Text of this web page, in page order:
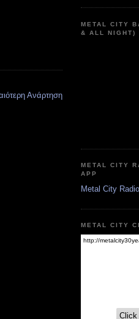
Ανάρτηση
METAL CITY
& ALL NIGHT)
METAL CITY
APP
Metal City
METAL CITY